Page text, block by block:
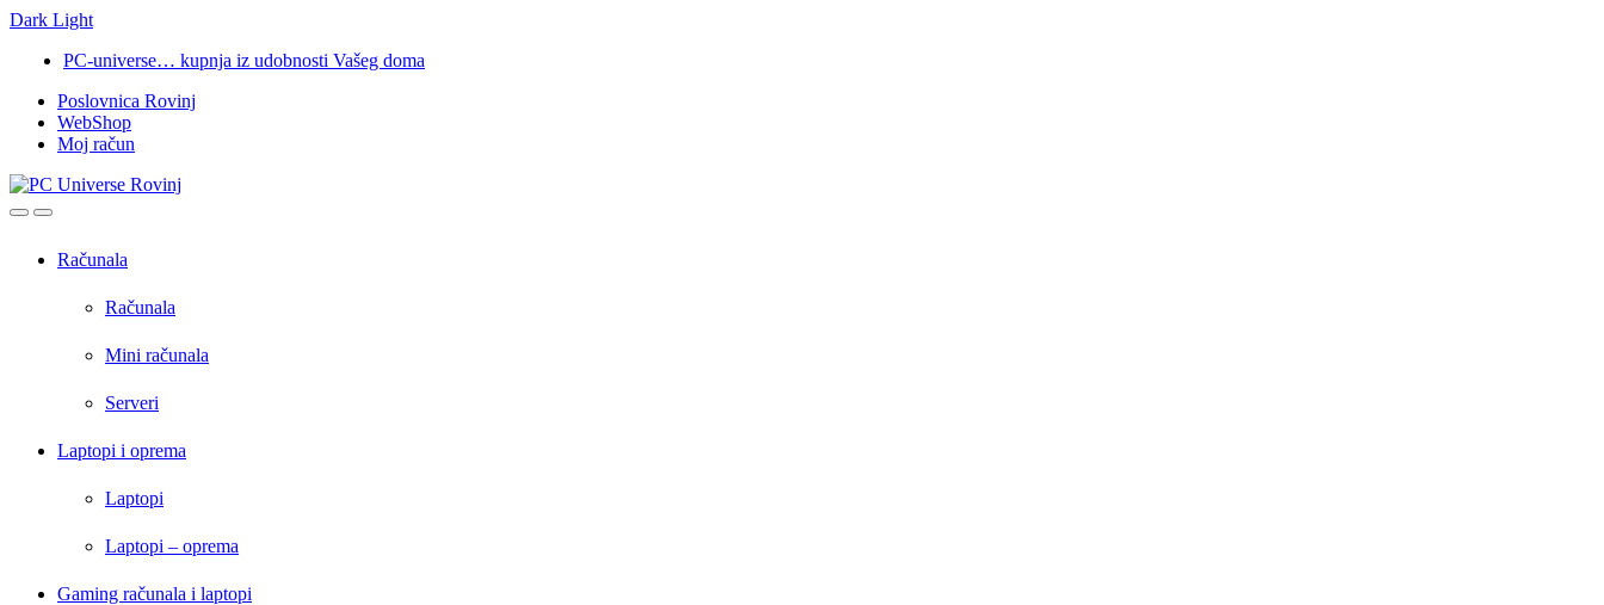
Dark Light
navigation
content
PC-universe… kupnja iz udobnosti Vašeg doma
Poslovnica Rovinj
WebShop
Moj račun
OpenClose
Računala
Računala
Mini računala
Serveri
Laptopi i oprema
Laptopi
Laptopi – oprema
Gaming računala i laptopi